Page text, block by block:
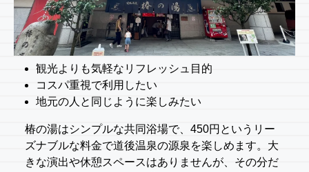
観光よりも気軽なリフレッシュ目的
コスパ重視で利用したい
地元の人と同じように楽しみたい
椿の湯はシンプルな共同浴場で、450円というリー
ズナブルな料金で道後温泉の源泉を楽しめます。大
きな演出や休憩スペースはありませんが、その分だ